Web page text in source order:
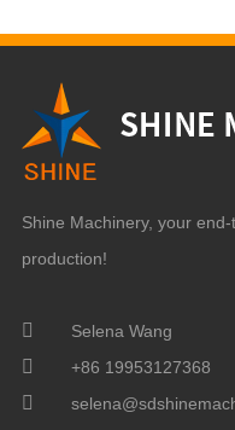
Shine Machinery, your
production!
Selena Wang
+86 19953127368